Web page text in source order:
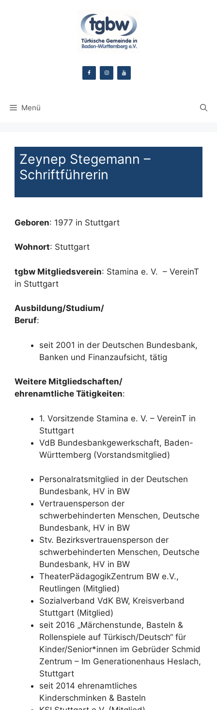
Menü
Zeynep Stegemann –
Schriftführerin
Geboren: 1977 in Stuttgart
Wohnort: Stuttgart
tgbw Mitgliedsverein: Stamina e. V. – VereinT
in Stuttgart
Ausbildung/Studium/
Beruf:
seit 2001 in der Deutschen Bundesbank,
Banken und Finanzaufsicht, tätig
Weitere Mitgliedschaften/
ehrenamtliche Tätigkeiten:
1. Vorsitzende Stamina e. V. – VereinT in
Stuttgart
VdB Bundesbankgewerkschaft, Baden-
Württemberg (Vorstandsmitglied)
Personalratsmitglied in der Deutschen
Bundesbank, HV in BW
Vertrauensperson der
schwerbehinderten Menschen, Deutsche
Bundesbank, HV in BW
Stv. Bezirksvertrauensperson der
schwerbehinderten Menschen, Deutsche
Bundesbank, HV in BW
TheaterPädagogikZentrum BW e.V.,
Reutlingen (Mitglied)
Sozialverband VdK BW, Kreisverband
Stuttgart (Mitglied)
seit 2016 „Märchenstunde, Basteln &
Rollenspiele auf Türkisch/Deutsch“ für
Kinder/Senior*innen im Gebrüder Schmid
Zentrum – Im Generationenhaus Heslach,
Stuttgart
seit 2014 ehrenamtliches
Kinderschminken & Basteln